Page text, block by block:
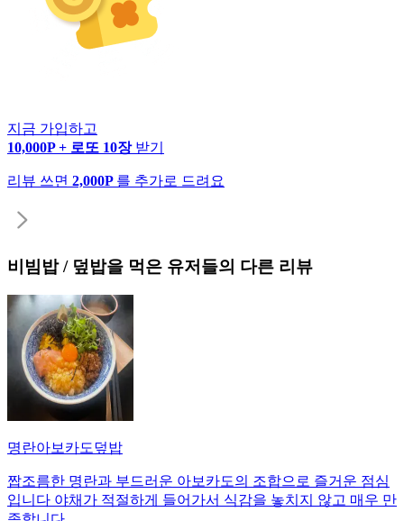
지금 가입하고
10,000P + 로또 10장 받기
리뷰 쓰면 2,000P 를 추가로 드려요
비빔밥 / 덮밥을 먹은 유저들의 다른 리뷰
명란아보카도덮밥
짭조름한 명란과 부드러운 아보카도의 조합으로 즐거운 점심
입니다 야채가 적절하게 들어가서 식감을 놓치지 않고 매우 만